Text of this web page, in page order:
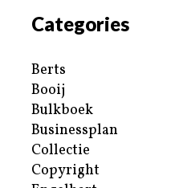
Categories
Berts
Booij
Bulkboek
Businessplan
Collectie
Copyright